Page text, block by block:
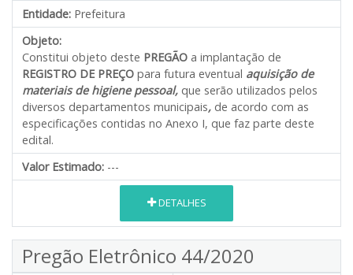
Entidade: Prefeitura
Objeto:
Constitui objeto deste PREGÃO a implantação de
REGISTRO DE PREÇO para futura eventual aquisição de
materiais de higiene pessoal, que serão utilizados pelos
diversos departamentos municipais, de acordo com as
especificações contidas no Anexo I, que faz parte deste
edital.
Valor Estimado: ---
DETALHES
Pregão Eletrônico 44/2020